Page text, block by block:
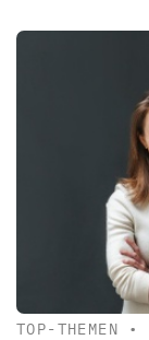
TOP-THEMEN •